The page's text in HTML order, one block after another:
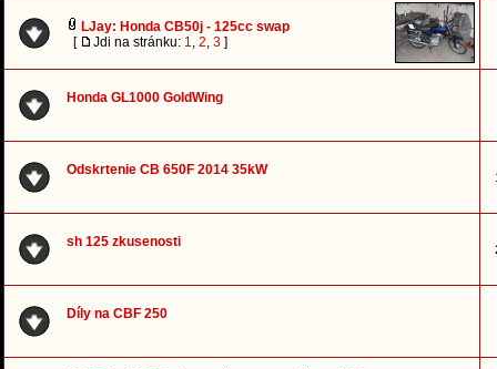
LJay: Honda CB50j - 125cc swap
[
Jdi na stránku: 1, 2, 3 ]
Honda GL1000 GoldWing
Odskrtenie CB 650F 2014 35kW
sh 125 zkusenosti
Díly na CBF 250